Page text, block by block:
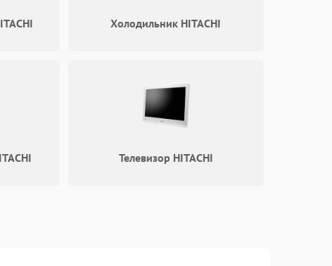
Холодильник HITACHI
Телевизор HITACHI